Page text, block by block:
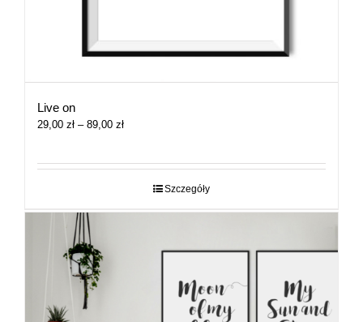
Live on
29,00 zł – 89,00 złZakres
29,00 zł
Szczegóły